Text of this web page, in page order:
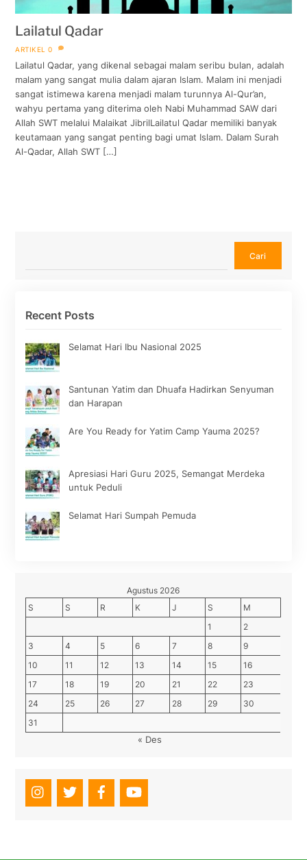
Lailatul Qadar
ARTIKEL 0
Lailatul Qadar, yang dikenal sebagai malam seribu bulan, adalah
malam yang sangat mulia dalam ajaran Islam. Malam ini menjadi
sangat istimewa karena menjadi malam turunnya Al-Qur’an,
wahyu pertama yang diterima oleh Nabi Muhammad SAW dari
Allah SWT melalui Malaikat JibrilLailatul Qadar memiliki banyak
keutamaan yang sangat penting bagi umat Islam. Dalam Surah
Al-Qadar, Allah SWT […]
Cari
Recent Posts
Selamat Hari Ibu Nasional 2025
Santunan Yatim dan Dhuafa Hadirkan Senyuman
dan Harapan
Are You Ready for Yatim Camp Yauma 2025?
Apresiasi Hari Guru 2025, Semangat Merdeka
untuk Peduli
Selamat Hari Sumpah Pemuda
Agustus 2026
S
S R K J S
M
1
2
3
4 5 6 7 8
9
10
11 12 13 14 15
16
17
18 19 20 21 22
23
24
25 26 27 28 29
30
31
« Des